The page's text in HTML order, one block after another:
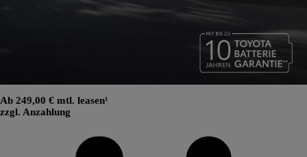
Ab 249,00 € mtl. leasen¹
zzgl. Anzahlung